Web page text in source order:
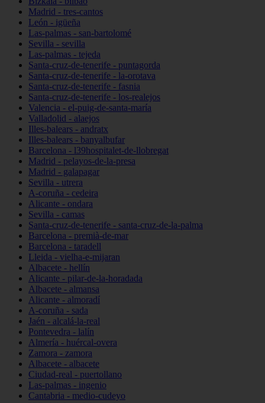
Madrid - tres-cantos
León - igüeña
Las-palmas - san-bartolomé
Sevilla - sevilla
Las-palmas - tejeda
Santa-cruz-de-tenerife - puntagorda
Santa-cruz-de-tenerife - la-orotava
Santa-cruz-de-tenerife - fasnia
Santa-cruz-de-tenerife - los-realejos
Valencia - el-puig-de-santa-maría
Valladolid - alaejos
Illes-balears - andratx
Illes-balears - banyalbufar
Barcelona - l39hospitalet-de-llobregat
Madrid - pelayos-de-la-presa
Madrid - galapagar
Sevilla - utrera
A-coruña - cedeira
Alicante - ondara
Sevilla - camas
Santa-cruz-de-tenerife - santa-cruz-de-la-palma
Barcelona - premià-de-mar
Barcelona - taradell
Lleida - vielha-e-mijaran
Albacete - hellín
Alicante - pilar-de-la-horadada
Albacete - almansa
Alicante - almoradí
A-coruña - sada
Jaén - alcalá-la-real
Pontevedra - lalín
Almería - huércal-overa
Zamora - zamora
Albacete - albacete
Ciudad-real - puertollano
Las-palmas - ingenio
Cantabria - medio-cudeyo